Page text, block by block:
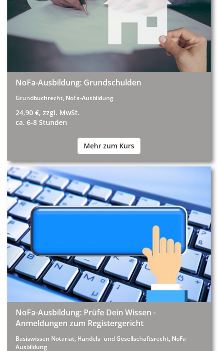
NoFa-Ausbildung: Grundschulden
Grundbuchrecht, NoFa-Ausbildung
24,90 €, zzgl. MwSt.
ca. 6-8 Stunden
Mehr zum Kurs
NoFa-Ausbildung: Prüfe Dein Wissen -
Anmeldungen zum Registergericht
Basiswissen Notariat, Handels- und Gesellschaftsrecht, NoFa-
Ausbildung